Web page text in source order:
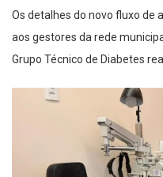
Os detalhes do novo fluxo
aos gestores da rede
Grupo Técnico de Diabetes